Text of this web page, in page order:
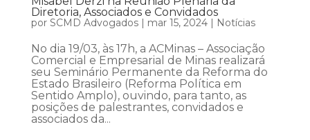
Diretoria, Associados e Convidados
por SCMD Advogados| mar 15, 2024| Notícias
No dia 19/03, às 17h, a ACMinas – Associação
Comercial e Empresarial de Minas realizará
seu Seminário Permanente da Reforma do
Estado Brasileiro (Reforma Política em
Sentido Amplo), ouvindo, para tanto, as
posições de palestrantes, convidados e
associados da...